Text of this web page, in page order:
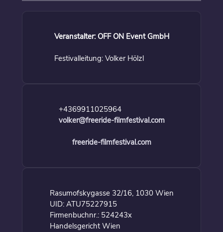
Veranstalter: OFF ON Event GmbH
Festivalleitung: Volker Hölzl
+4369911025964
volker@freeride-filmfestival.com
freeride-filmfestival.com
Rasumofskygasse 32/16, 1030 Wien
UID: ATU75227915
Firmenbuchnr.: 524243x
Handelsgericht Wien